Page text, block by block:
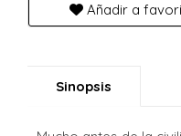
Añadir a
Sinopsis